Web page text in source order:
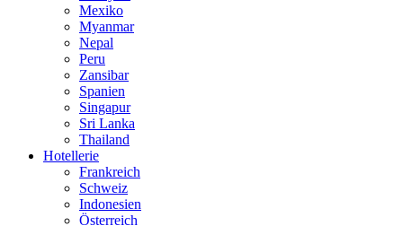
Mexiko
Myanmar
Nepal
Peru
Zansibar
Spanien
Singapur
Sri Lanka
Thailand
Hotellerie
Frankreich
Schweiz
Indonesien
Österreich